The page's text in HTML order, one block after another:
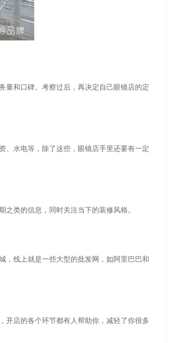
量和口碑。考察过后，再决定自己眼镜店的定
、水电等，除了这些，眼镜店手里还要有一定
类的信息，同时关注当下的装修风格。
，线上就是一些大型的批发网，如阿里巴巴和
开店的各个环节都有人帮助你，减轻了你很多